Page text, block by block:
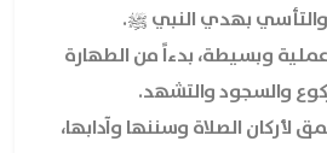
بهدي النبي ﷺ.
وبسيطة، بدءاً من الطهارة
والسجود والتشهد.
لأركان الصلاة وسننها وآدابها،